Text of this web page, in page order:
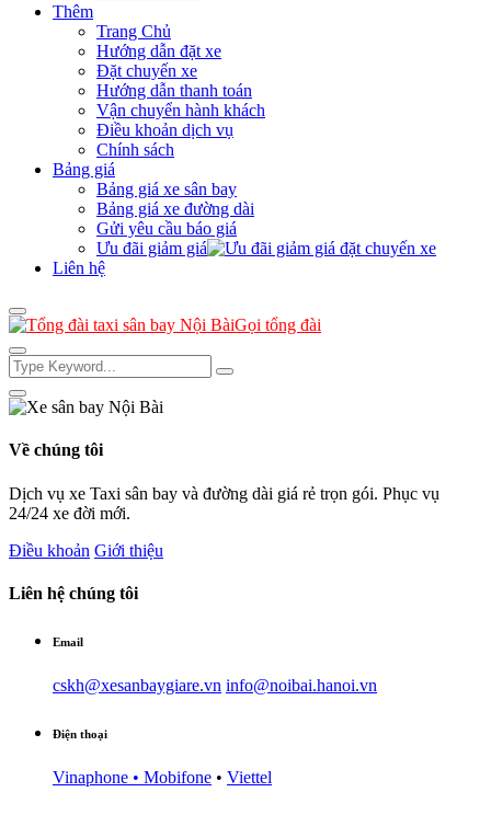
Thêm
Trang Chủ
Hướng dẫn đặt xe
Đặt chuyến xe
Hướng dẫn thanh toán
Vận chuyển hành khách
Điều khoản dịch vụ
Chính sách
Bảng giá
Bảng giá xe sân bay
Bảng giá xe đường dài
Gửi yêu cầu báo giá
Ưu đãi giảm giá
Liên hệ
Gọi tổng đài
Về chúng tôi
Dịch vụ xe Taxi sân bay và đường dài giá rẻ trọn gói. Phục vụ
24/24 xe đời mới.
Điều khoản Giới thiệu
Liên hệ chúng tôi
Email
cskh@xesanbaygiare.vn info@noibai.hanoi.vn
Điện thoại
Vinaphone • Mobifone • Viettel